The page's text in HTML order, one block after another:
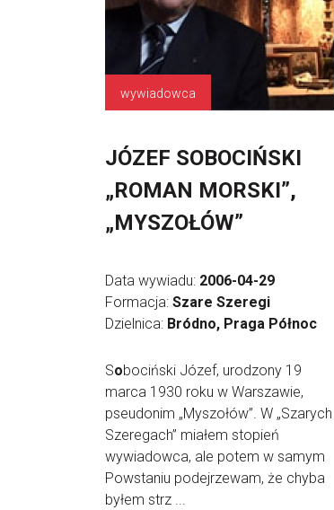
wywiadowca
JÓZEF SOBOCIŃSKI
„ROMAN MORSKI”,
„MYSZOŁÓW”
Data wywiadu: 2006-04-29
Formacja: Szare Szeregi
Dzielnica: Bródno, Praga Północ
Sobociński Józef, urodzony 19
marca 1930 roku w Warszawie,
pseudonim „Myszołów”. W „Szarych
Szeregach” miałem stopień
wywiadowca, ale potem w samym
Powstaniu podejrzewam, że chyba
byłem strz ...